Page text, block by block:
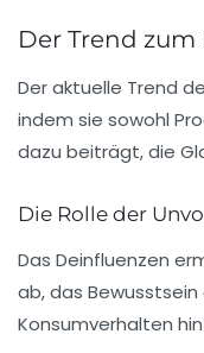
Der Trend
Der aktuelle Trend
indem sie sowohl
dazu beiträgt, die
Die Rolle der
Das Deinfluenzen
ab, das
Konsumverhalten